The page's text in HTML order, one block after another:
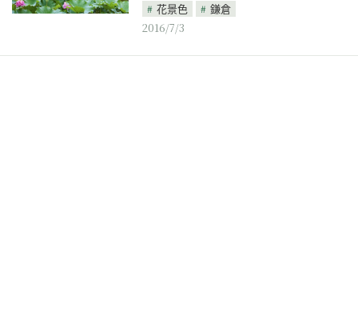
花景色
鎌倉
2016/7/3